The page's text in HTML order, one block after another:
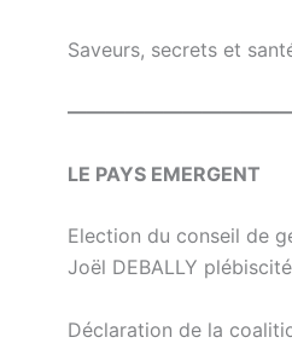
Saveurs, secrets et
LE PAYS EMERGENT
Election du conseil de
Joël DEBALLY
Déclaration de la